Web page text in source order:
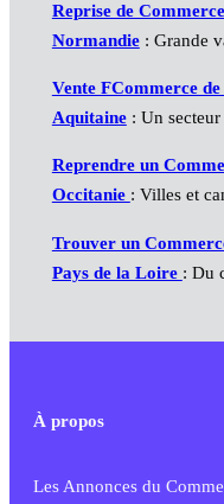
Reprise de
Normandie : Grande
Vente FCommerce
Aquitaine: Un secteur
Reprendre un
Occitanie : Villes et
Trouver un
Pays de la Loire : Du
À propos
Les Annonces du